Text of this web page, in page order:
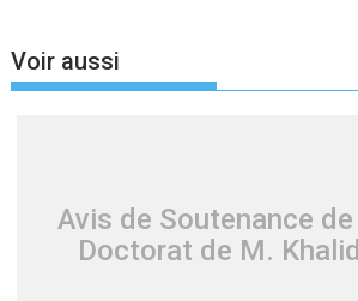
Voir aussi
Avis de Soutenance
Doctorat de M.